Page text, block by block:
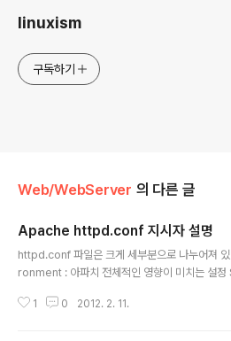
linuxism
구독하기
Web/WebServer 의 다른 글
Apache httpd.conf 지시자 설명
httpd.conf 파일은 크게 세부분으로 나누어져
ronment : 아파치 전체적인 영향이 미치는
트에 대한 설정 자, 그럼 이제부터 이 아파치웹서
1 0 2012. 2. 11.